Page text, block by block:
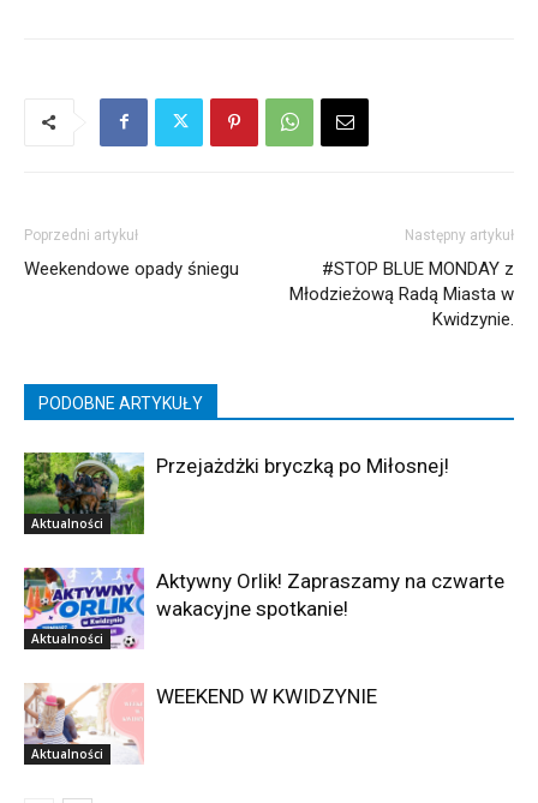
Poprzedni artykuł
Weekendowe opady śniegu
Następny artykuł
#STOP BLUE MONDAY z
Młodzieżową Radą Miasta w
Kwidzynie.
PODOBNE ARTYKUŁY
Aktualności
Przejażdżki bryczką po Miłosnej!
Aktualności
Aktywny Orlik! Zapraszamy na czwarte
wakacyjne spotkanie!
Aktualności
WEEKEND W KWIDZYNIE